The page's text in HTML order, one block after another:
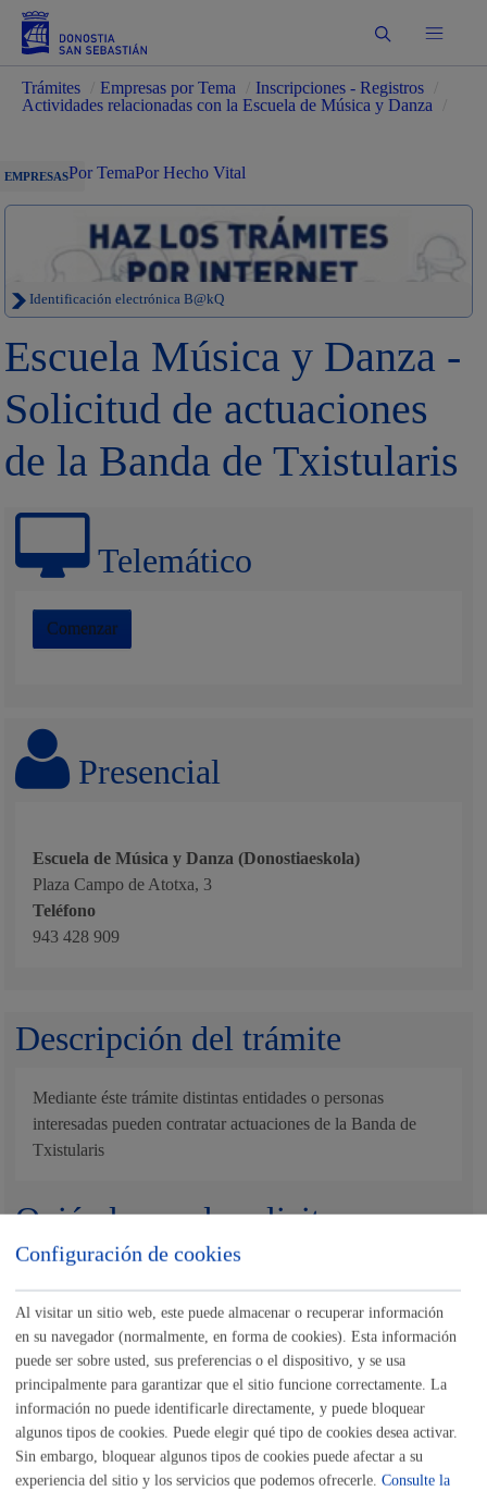
Buscar
Trámites Empresas por Tema Inscripciones - Registros
Actividades relacionadas con la Escuela de Música y Danza
EMPRESASPor TemaPor Hecho Vital
Identificación electrónica B@kQ
Escuela Música y Danza -
Solicitud de actuaciones
de la Banda de Txistularis
Telemático
Comenzar
Presencial
Escuela de Música y Danza (Donostiaeskola)
Plaza Campo de Atotxa, 3
Teléfono
943 428 909
Descripción del trámite
Mediante éste trámite distintas entidades o personas
interesadas pueden contratar actuaciones de la Banda de
Txistularis
Quién lo puede solicitar
actividades culturales, sociales o deportivas
Ciudadanía en general
Cuándo lo pueden solicitar
Durante todo el año
Configuración de cookies
Al visitar un sitio web, este puede almacenar o recuperar información
en su navegador (normalmente, en forma de cookies). Esta información
puede ser sobre usted, sus preferencias o el dispositivo, y se usa
principalmente para garantizar que el sitio funcione correctamente. La
información no puede identificarle directamente, y puede bloquear
algunos tipos de cookies. Puede elegir qué tipo de cookies desea activar.
Sin embargo, bloquear algunos tipos de cookies puede afectar a su
experiencia del sitio y los servicios que podemos ofrecerle. Consulte la